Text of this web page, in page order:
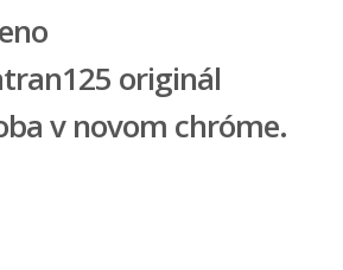
originál
v novom chróme.